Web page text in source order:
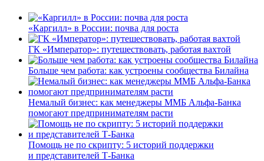
«Каргилл» в России: почва для роста
ГК «Император»: путешествовать, работая вахтой
Больше чем работа: как устроены сообщества Билайна
Немалый бизнес: как менеджеры ММБ Альфа-Банка
помогают предпринимателям расти
Помощь не по скрипту: 5 историй поддержки
и представителей Т-Банка